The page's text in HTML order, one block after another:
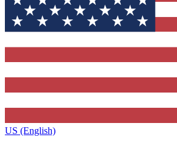
US (English)